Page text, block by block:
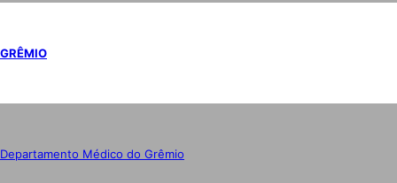
GRÊMIO
Departamento Médico do Grêmio